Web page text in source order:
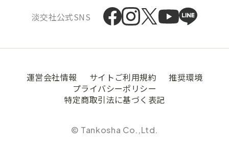
淡交社公式SNS
運営会社情報 サイトご利用規約
推奨環境
プライバシーポリシー
特定商取引法に基づく表記
© Tankosha Co.,Ltd.